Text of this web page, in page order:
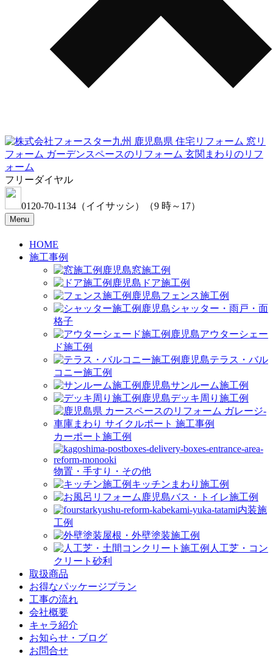
フリーダイヤル
0120-70-1134 （イイサッシ） （9 時～17）
Menu
HOME
施工事例
窓施工例
ドア施工例
フェンス施工例
シャッター・雨戸・面
格子
アウターシェー
ド施工例
テラス・バル
コニー施工例
サンルーム施工例
デッキ周り施工例
カーポート施工例
物置・手すり・その他
キッチンまわり施工例
バス・トイレ施工例
内装施
工例
屋根・外壁塗装施工例
人工芝・コン
クリート砂利
取扱商品
お得なパッケージプラン
工事の流れ
会社概要
キャラ紹介
お知らせ・ブログ
お問合せ